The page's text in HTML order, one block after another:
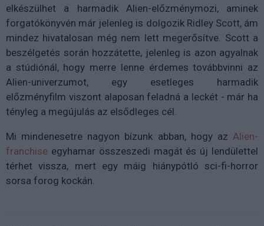
elkészülhet a harmadik Alien-előzménymozi, aminek
forgatókönyvén már jelenleg is dolgozik Ridley Scott, ám
mindez hivatalosan még nem lett megerősítve. Scott a
beszélgetés során hozzátette, jelenleg is azon agyalnak
a stúdiónál, hogy merre lenne érdemes továbbvinni az
Alien-univerzumot, egy esetleges harmadik
előzményfilm viszont alaposan feladná a leckét - már ha
tényleg a megújulás az elsődleges cél.
Mi mindenesetre nagyon bízunk abban, hogy az Alien-
franchise egyhamar összeszedi magát és új lendülettel
térhet vissza, mert egy máig hiánypótló sci-fi-horror
sorsa forog kockán.